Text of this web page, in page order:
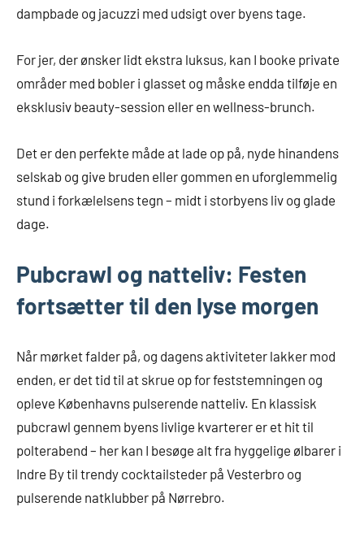
dampbade og jacuzzi med udsigt over byens tage.
For jer, der ønsker lidt ekstra luksus, kan I booke private
områder med bobler i glasset og måske endda tilføje en
eksklusiv beauty-session eller en wellness-brunch.
Det er den perfekte måde at lade op på, nyde hinandens
selskab og give bruden eller gommen en uforglemmelig
stund i forkælelsens tegn – midt i storbyens liv og glade
dage.
Pubcrawl og natteliv: Festen
fortsætter til den lyse morgen
Når mørket falder på, og dagens aktiviteter lakker mod
enden, er det tid til at skrue op for feststemningen og
opleve Københavns pulserende natteliv. En klassisk
pubcrawl gennem byens livlige kvarterer er et hit til
polterabend – her kan I besøge alt fra hyggelige ølbarer i
Indre By til trendy cocktailsteder på Vesterbro og
pulserende natklubber på Nørrebro.